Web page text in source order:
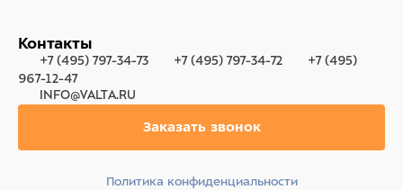
Контакты
+7 (495) 797-34-73 +7 (495) 797-34-72
+7 (495)
967-12-47
INFO@VALTA.RU
Заказать звонок
Политика конфиденциальности